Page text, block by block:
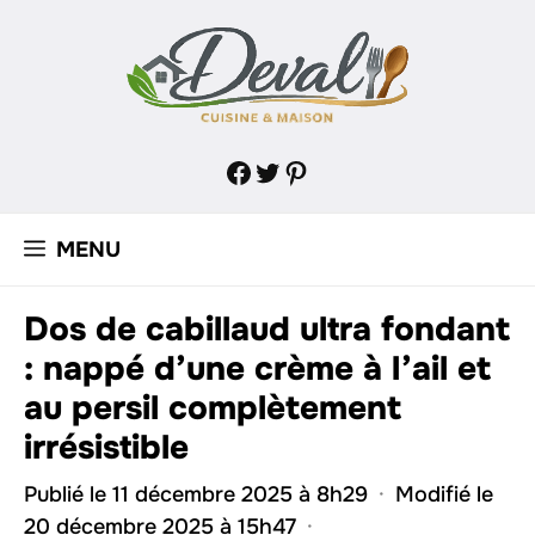
Facebook
Twitter
Pinterest
MENU
Dos de cabillaud ultra fondant
: nappé d’une crème à l’ail et
au persil complètement
irrésistible
Publié le 11 décembre 2025 à 8h29 · Modifié le
20 décembre 2025 à 15h47 ·